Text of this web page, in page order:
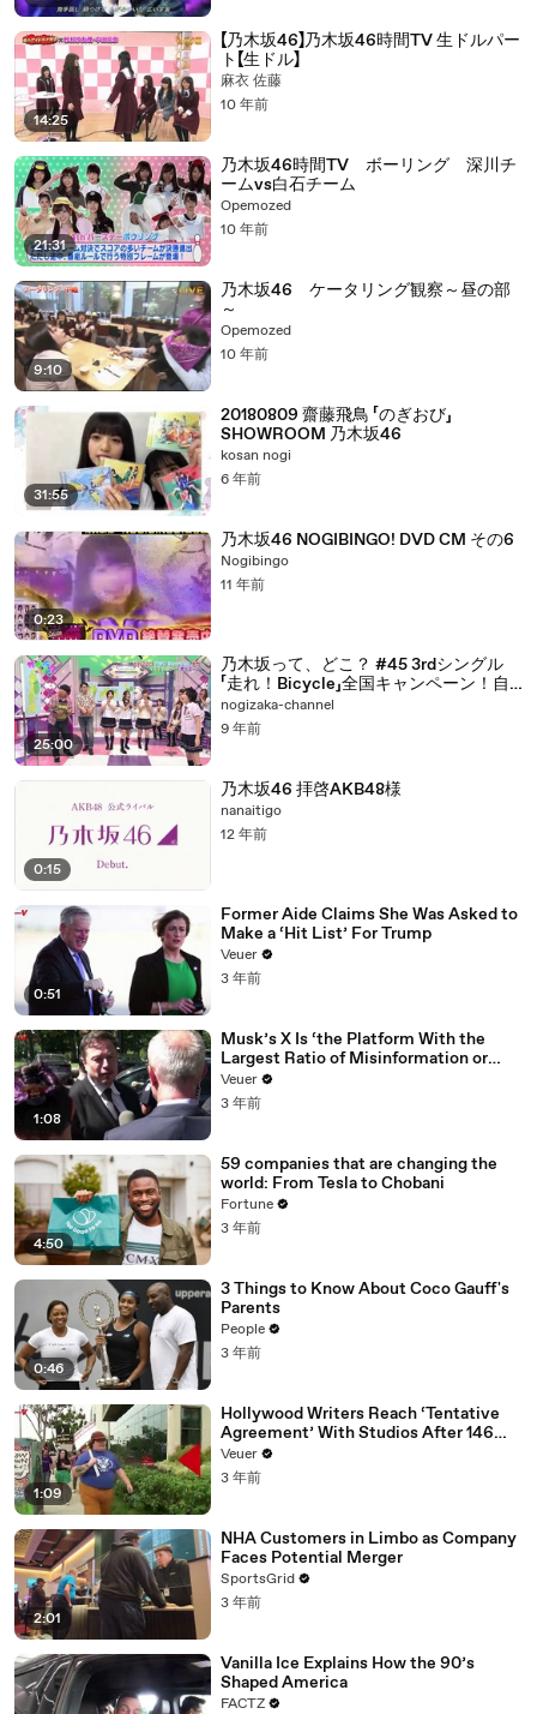
14:25
【乃木坂46】乃木坂46時間TV 生ドルパー
ト【生ドル】
麻衣 佐藤
10 年前
21:31
乃木坂46時間TV ボーリング 深川チ
ームvs白石チーム
Opemozed
10 年前
9:10
乃木坂46 ケータリング観察～昼の部
～
Opemozed
10 年前
31:55
20180809 齋藤飛鳥 「のぎおび」
SHOWROOM 乃木坂46
kosan nogi
6 年前
0:23
乃木坂46 NOGIBINGO! DVD CM その6
Nogibingo
11 年前
25:00
乃木坂って、どこ？ #45 3rdシングル
「走れ！Bicycle」全国キャンペーン！自
転車で全国PRツアー！
nogizaka-channel
9 年前
0:15
乃木坂46 拝啓AKB48様
nanaitigo
12 年前
0:51
Former Aide Claims She Was Asked to
Make a ‘Hit List’ For Trump
Veuer
3 年前
1:08
Musk’s X Is ‘the Platform With the
Largest Ratio of Misinformation or
Disinformation’ Amongst All Social
Media Platforms
Veuer
3 年前
4:50
59 companies that are changing the
world: From Tesla to Chobani
Fortune
3 年前
0:46
3 Things to Know About Coco Gauff's
Parents
People
3 年前
1:09
Hollywood Writers Reach ‘Tentative
Agreement’ With Studios After 146
Day Strike
Veuer
3 年前
2:01
NHA Customers in Limbo as Company
Faces Potential Merger
SportsGrid
3 年前
Vanilla Ice Explains How the 90’s
Shaped America
FACTZ